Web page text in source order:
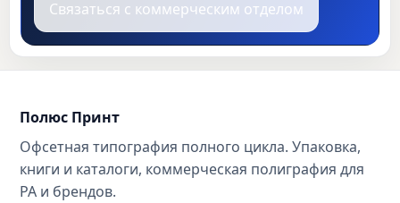
Связаться с коммерческим отделом
Полюс Принт
Офсетная типография полного цикла. Упаковка,
книги и каталоги, коммерческая полиграфия для
РА и брендов.